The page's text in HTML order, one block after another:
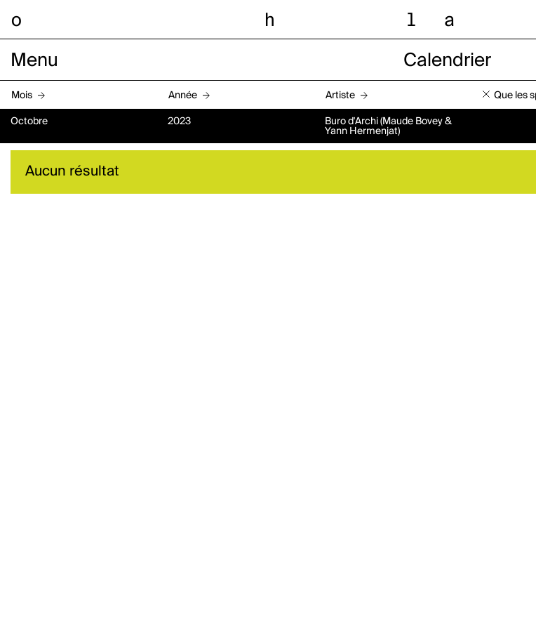
o h l a
Menu Calendrier
Mois Année Artiste Que les
Octobre 2023
Buro d'Archi (Maude Bovey &
Yann Hermenjat)
Aucun résultat